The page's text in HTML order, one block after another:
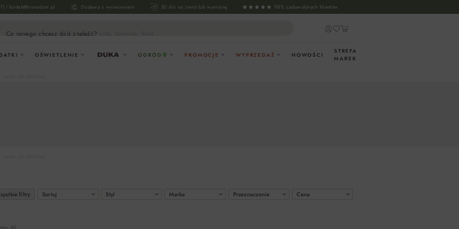
/ kontakt@novodom.pl Dostawa z wniesieniem 30 dni na zwrot lub wymianę 98% zadowolonych klientów
Co novego chcesz dziś znaleźć? sofa, komoda, fotel...
OŚWIETLENIE OGRÓD PROMOCJE WYPRZEDAŻ NOWOŚCI
STREFA
MAREK
filtry Cena
Sortuj Styl Marka Przeznaczenie
82